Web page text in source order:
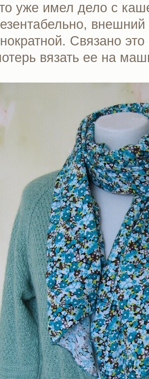
уже имел дело с
Связано
вязать ее на